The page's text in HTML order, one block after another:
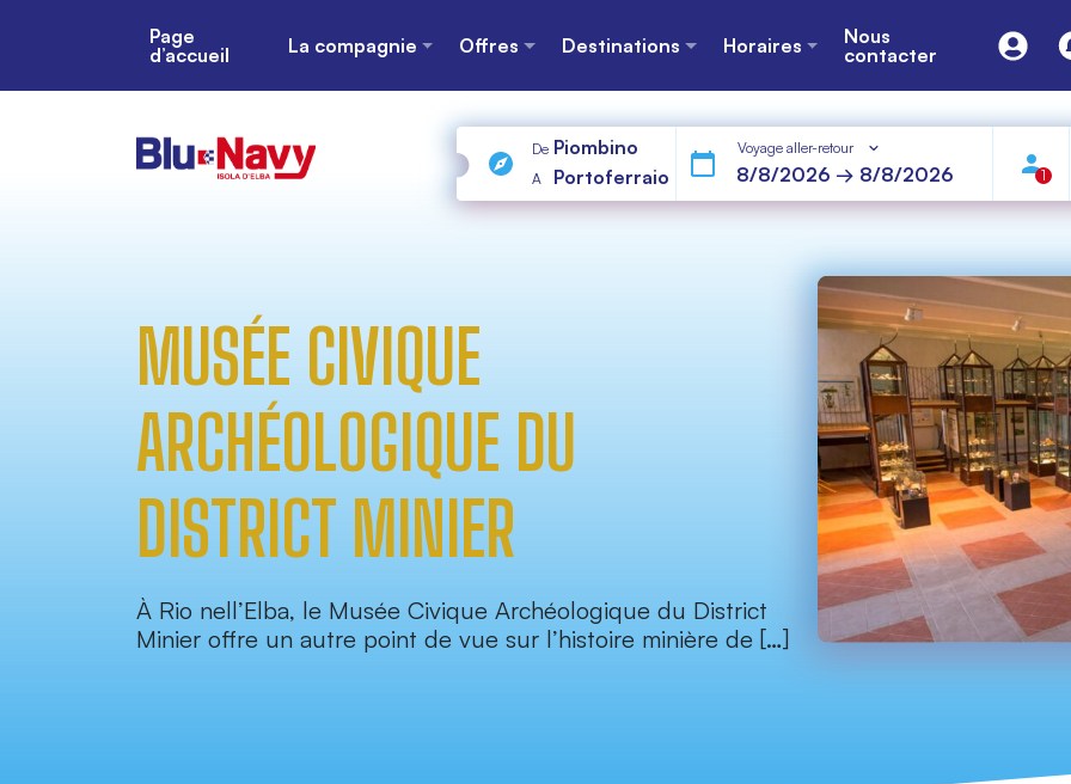
Page
d’accueil
La compagnie Offres Destinations Horaires
Nous
contacter
De Piombino
A Portoferraio
Voyage aller-retour
1
MUSÉE CIVIQUE
ARCHÉOLOGIQUE DU
DISTRICT MINIER
À Rio nell’Elba, le Musée Civique Archéologique du District
Minier offre un autre point de vue sur l’histoire minière de […]